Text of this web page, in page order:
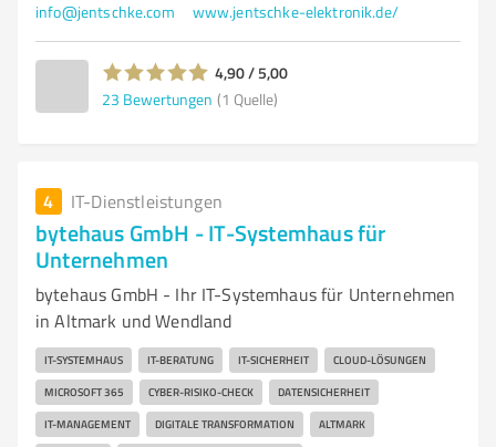
info@jentschke.com www.jentschke-elektronik.de/
4,90 / 5,00
23 Bewertungen (1 Quelle)
4 IT-Dienstleistungen
bytehaus GmbH - IT-Systemhaus für
Unternehmen
bytehaus GmbH - Ihr IT-Systemhaus für Unternehmen
in Altmark und Wendland
IT-SYSTEMHAUS IT-BERATUNG IT-SICHERHEIT CLOUD-LÖSUNGEN
MICROSOFT 365 CYBER-RISIKO-CHECK DATENSICHERHEIT
IT-MANAGEMENT DIGITALE TRANSFORMATION ALTMARK